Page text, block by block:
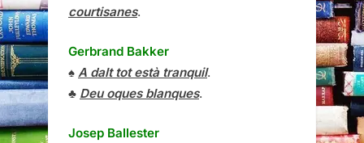
courtisanes.
Gerbrand Bakker
♠ A dalt tot està tranquil.
♣ Deu oques blanques.
Josep Ballester